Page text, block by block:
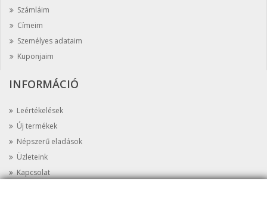
Számláim
Címeim
Személyes adataim
Kuponjaim
INFORMÁCIÓ
Leértékelések
Új termékek
Népszerű eladások
Üzleteink
Kapcsolat